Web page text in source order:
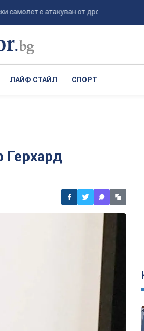
е атакуван от дрон-камикадзе - детон...
ЛАЙФ СТАЙЛ СПОРТ